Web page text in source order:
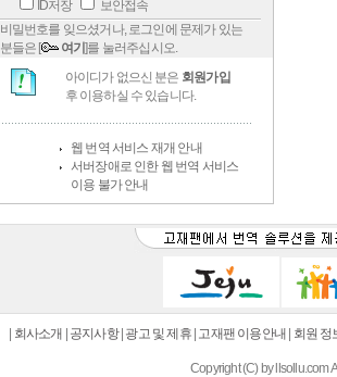
ID저장
보안접속
비밀번호를 잊으셨거나, 로그인에 문제가 있는
분들은 [
여기]를 눌러주십시오.
아이디가 없으신 분은 회원가입
후 이용하실 수 있습니다.
웹 번역 서비스 재개 안내
서버장애로 인한 웹 번역 서비스
이용 불가 안내
회사소개 공지사항| 광고 및 제휴| 고재팬 이용안내 회원 정
Copyright (C) by llsollu.com